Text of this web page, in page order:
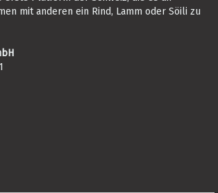
mit anderen ein Rind, Lamm oder Söili zu